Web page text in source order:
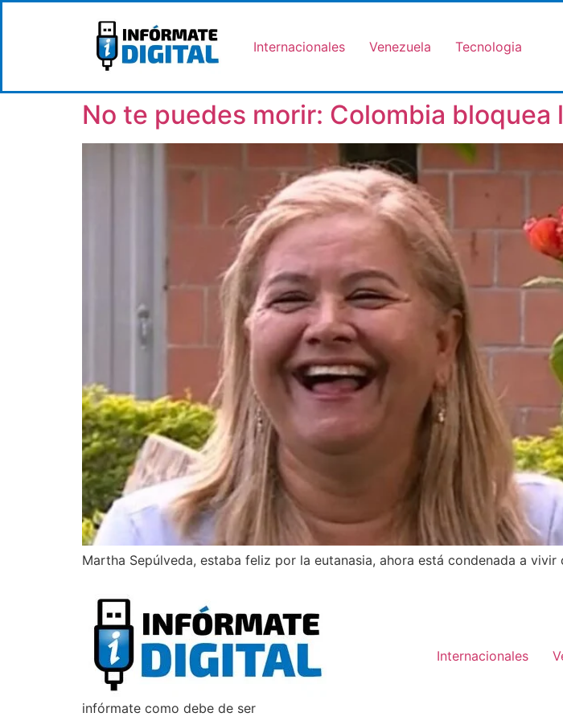
Internacionales Venezuela Tecnologia
No te puedes morir: Colombia bloquea
Martha Sepúlveda, estaba feliz por la eutanasia, ahora está condenada a
infórmate como debe de ser
Internacionales